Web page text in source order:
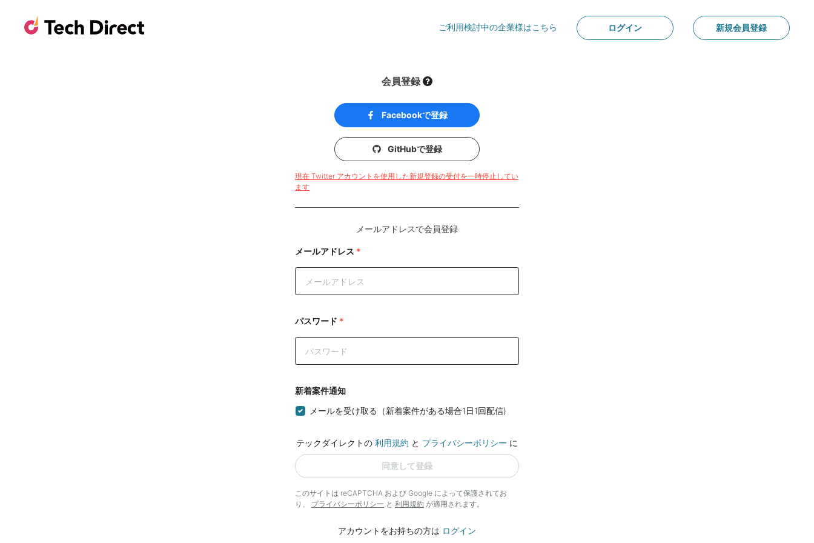
ご利用検討中の企業様はこちら ログイン 新規会員登録
会員登録
Facebookで登録
GitHubで登録
現在 Twitter アカウントを使用した新規登録の受付を一時停止してい
ます
メールアドレスで会員登録
メールアドレス *
パスワード *
新着案件通知
メールを受け取る（新着案件がある場合1日1回配信)
テックダイレクトの 利用規約 と プライバシーポリシー に
同意して登録
このサイトは reCAPTCHA および Google によって保護されてお
り、 プライバシーポリシー と 利用規約 が適用されます。
アカウントをお持ちの方は ログイン